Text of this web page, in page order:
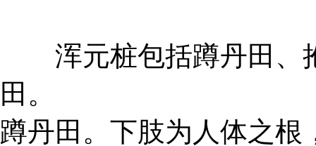
浑元桩包括蹲丹田、
田。
蹲丹田。下肢为人体之